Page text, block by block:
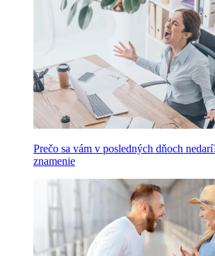
Prečo sa vám v posledných dňoch
znamenie